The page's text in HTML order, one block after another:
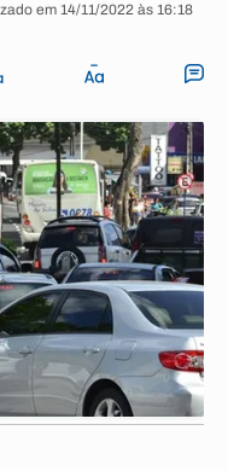
em 14/11/2022 às 16:18